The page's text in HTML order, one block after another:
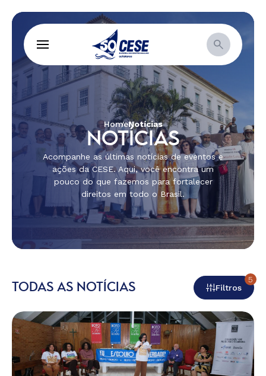
HomeNotícias
NOTÍCIAS
Acompanhe as últimas notícias de eventos e
ações da CESE. Aqui, você encontra um
pouco do que fazemos para fortalecer
direitos em todo o Brasil.
TODAS AS NOTÍCIAS Filtros
5